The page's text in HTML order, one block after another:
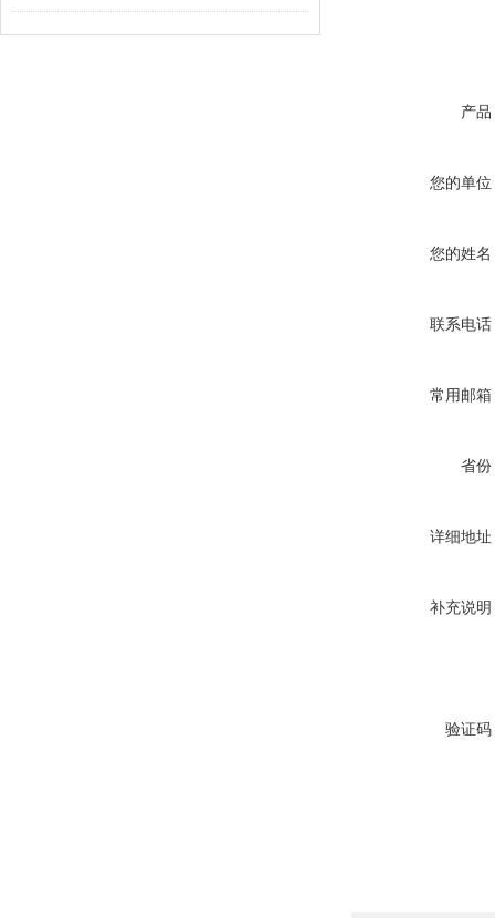
产品
您的单位
您的姓名
联系电话
常用邮箱
省份
详细地址
补充说明
验证码